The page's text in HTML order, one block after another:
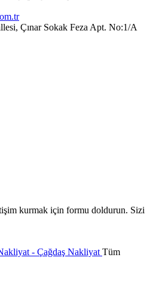
Çınar Sokak Feza Apt. No:1/A
kurmak için formu doldurun. Sizi
- Çağdaş Nakliyat Tüm